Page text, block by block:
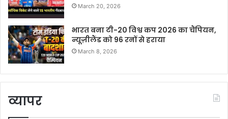
March 20, 2026
भारत बना टी-20 विश्व कप 2026 का चैंपियन,
न्यूज़ीलैंड को 96 रनों से हराया
March 8, 2026
व्यापर